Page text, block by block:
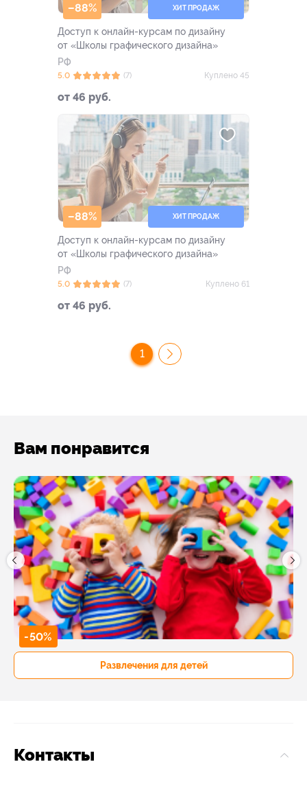
–88% ХИТ ПРОДАЖ
Доступ к онлайн-курсам по дизайну
от «Школы графического дизайна»
РФ
от 46 руб.
5.0 (7) Куплено 45
–88% ХИТ ПРОДАЖ
Доступ к онлайн-курсам по дизайну
от «Школы графического дизайна»
РФ
от 46 руб.
5.0 (7) Куплено 61
1
Вам понравится
-50%
Развлечения для детей
Контакты